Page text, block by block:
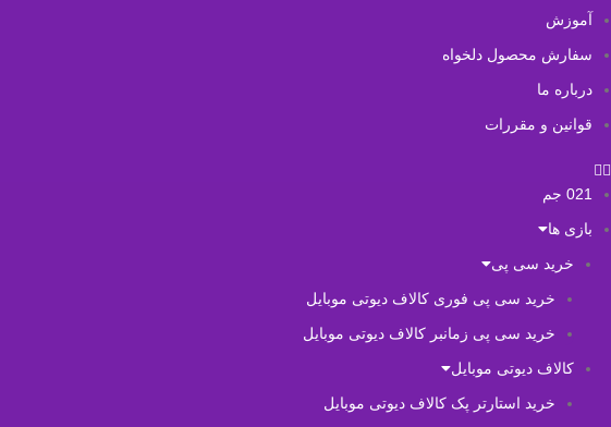
آموزش
سفارش محصول دلخواه
درباره ما
قوانین و مقررات
021 جم
بازی ها
خرید سی پی
خرید سی پی فوری کالاف دیوتی موبایل
خرید سی پی زمانبر کالاف دیوتی موبایل
کالاف دیوتی موبایل
خرید استارتر پک کالاف دیوتی موبایل